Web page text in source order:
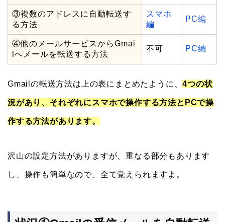
③複数のアドレスに自動転送す
る方法
スマホ
編
PC編
④他のメールサービスからGmai
lへメールを転送する方法
不可 PC編
Gmailの転送方法は上の表にまとめたように、4つの状
況があり、それぞれにスマホで操作する方法とPCで操
作する方法があります。
沢山の設定方法がありますが、重なる部分もあります
し、操作も簡単なので、全て覚えられますよ。